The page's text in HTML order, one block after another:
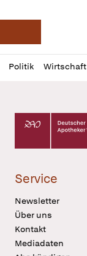
Deutsche
Politik Wirtschaft
Profil
öffnen
Daz
Pur
Deutscher
Service
Newsletter
Über uns
Kontakt
Mediadaten